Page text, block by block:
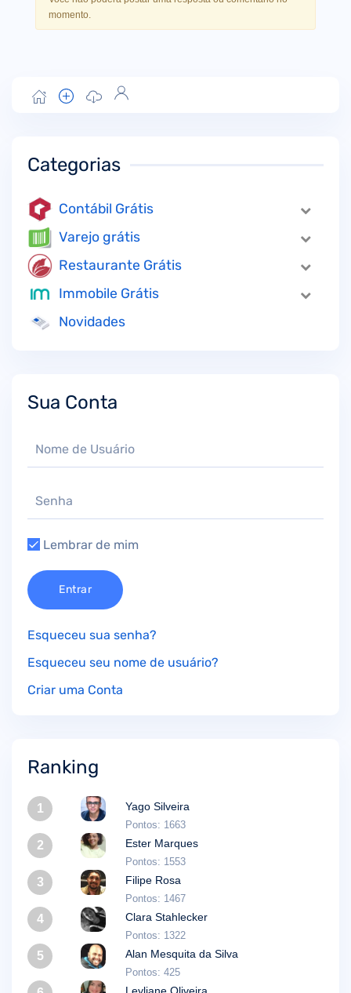
momento.
Categorias
Contábil Grátis
Varejo grátis
Restaurante Grátis
Immobile Grátis
Novidades
Sua Conta
Lembrar de mim
Entrar
Esqueceu sua senha?
Esqueceu seu nome de usuário?
Criar uma Conta
Ranking
1 Yago Silveira
Pontos: 1663
2 Ester Marques
Pontos: 1553
3 Filipe Rosa
Pontos: 1467
4 Clara Stahlecker
Pontos: 1322
5 Alan Mesquita da Silva
Pontos: 425